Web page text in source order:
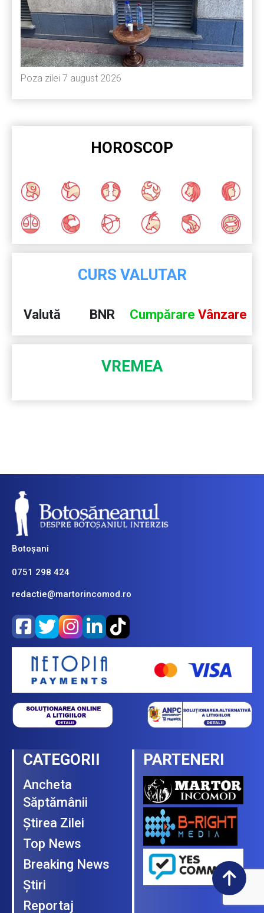
Poza zilei 7 august 2026
HOROSCOP
CURS VALUTAR
Valută BNR Cumpărare Vânzare
VREMEA
Botoșani
0751 298 424
redactie@martorincomod.ro
CATEGORII
Ancheta
Săptămânii
Ştirea Zilei
Top News
Breaking News
Ştiri
Reportaj
PARTENERI